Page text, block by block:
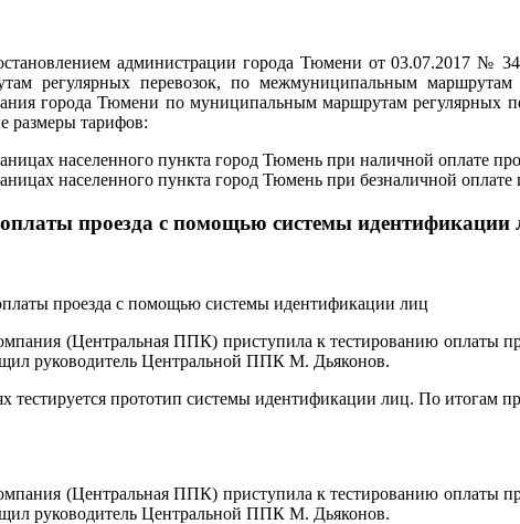
администрации города Тюмени от 03.07.2017 №
регулярных перевозок, по межмуниципальным маршрутам
города Тюмени по муниципальным маршрутам регулярных
размеры тарифов:
населенного пункта город Тюмень при наличной оплате
населенного пункта город Тюмень при безналичной оплате
проезда с помощью системы идентификации
(Центральная ППК) приступила к тестированию оплаты
руководитель Центральной ППК М. Дьяконов.
тестируется прототип системы идентификации лиц. По итогам
(Центральная ППК) приступила к тестированию оплаты
руководитель Центральной ППК М. Дьяконов.